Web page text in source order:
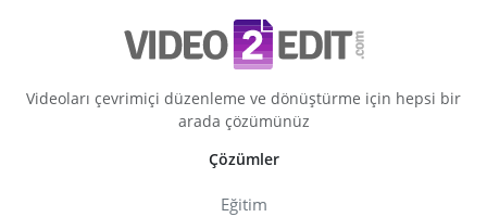
Videoları çevrimiçi düzenleme ve dönüştürme için hepsi bir
arada çözümünüz
Çözümler
Eğitim